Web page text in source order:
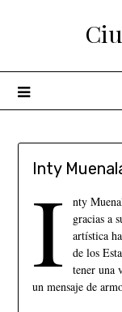
Inty
I
nty
gracias a
artística
de los
tener una
un mensaje de